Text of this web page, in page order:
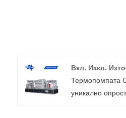
Вкл. Изкл.
Термопомпата
уникално